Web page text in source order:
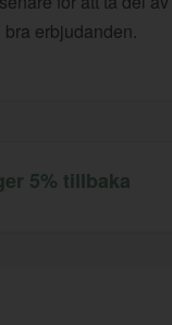
erbjudanden.
5% tillbaka